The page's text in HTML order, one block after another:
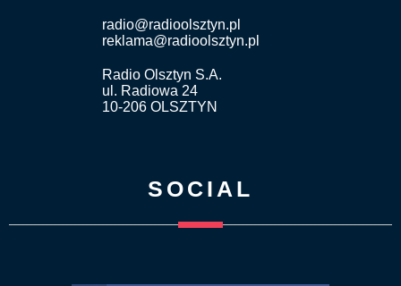
radio@radioolsztyn.pl
reklama@radioolsztyn.pl
Radio Olsztyn S.A.
ul. Radiowa 24
10-206 OLSZTYN
SOCIAL